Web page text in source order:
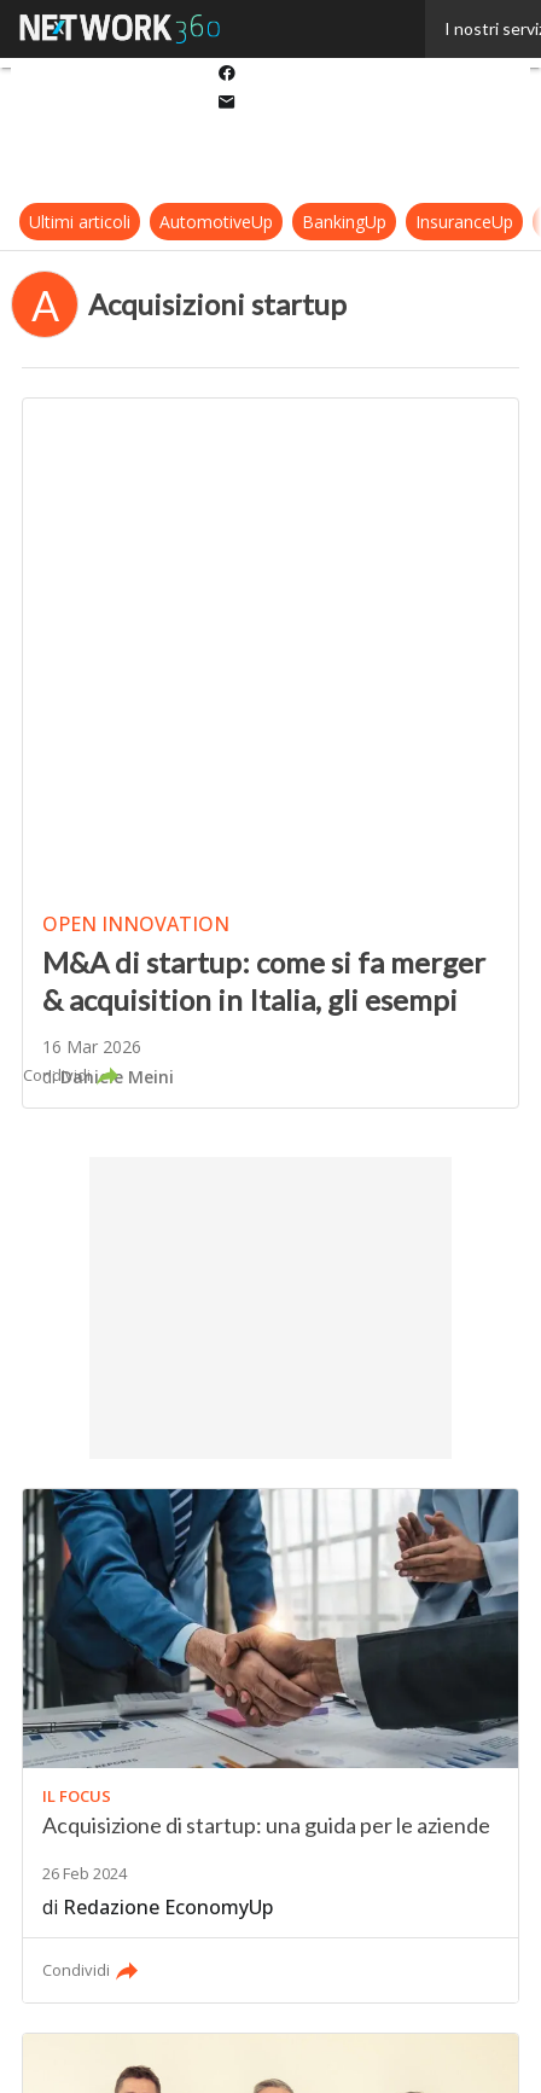
I nostri
Ultimi articoli AutomotiveUp BankingUp InsuranceUp
A Acquisizioni startup
OPEN INNOVATION
M&A di startup: come si fa merger
& acquisition in Italia, gli esempi
16 Mar 2026
diDaniele Meini
Condividi
IL FOCUS
Acquisizione di startup: una guida per le aziende
26 Feb 2024
di Redazione EconomyUp
Condividi